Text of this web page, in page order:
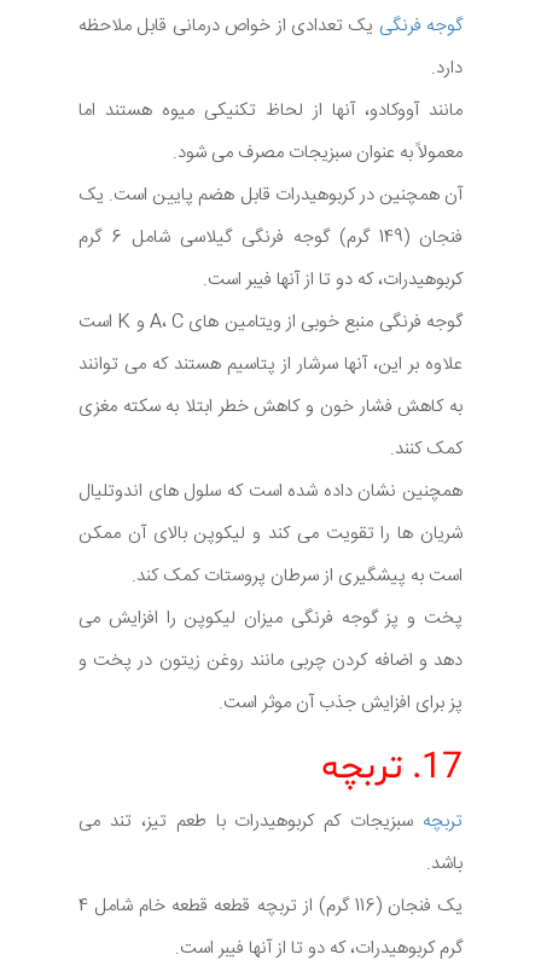
گوجه فرنگی یک تعدادی از خواص درمانی قابل ملاحظه
دارد.
مانند آووکادو، آنها از لحاظ تکنیکی میوه هستند اما
معمولاً به عنوان سبزیجات مصرف می شود.
آن همچنین در کربوهیدرات قابل هضم پایین است. یک
فنجان (149 گرم) گوجه فرنگی گیلاسی شامل 6 گرم
کربوهیدرات، که دو تا از آنها فیبر است.
گوجه فرنگی منبع خوبی از ویتامین های A، C و K است
علاوه بر این، آنها سرشار از پتاسیم هستند که می توانند
به کاهش فشار خون و کاهش خطر ابتلا به سکته مغزی
کمک کنند.
همچنین نشان داده شده است که سلول های اندوتلیال
شریان ها را تقویت می کند و لیکوپن بالای آن ممکن
است به پیشگیری از سرطان پروستات کمک کند.
پخت و پز گوجه فرنگی میزان لیکوپن را افزایش می
دهد و اضافه کردن چربی مانند روغن زیتون در پخت و
پز برای افزایش جذب آن موثر است.
17. تربچه
تربچه سبزیجات کم کربوهیدرات با طعم تیز، تند می
باشد.
یک فنجان (116 گرم) از تربچه قطعه قطعه خام شامل 4
گرم کربوهیدرات، که دو تا از آنها فیبر است.